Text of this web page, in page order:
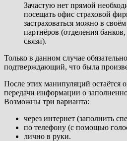
Зачастую нет прямой
посещать офис страховой
застраховаться можно в
партнёров (отделения
связи).
Только в данном случае
подтверждающий, что была
После этих манипуляций остаётся
передачи информации о
Возможны три варианта:
через интернет (заполнить
по телефону (с помощью
лично в руки.